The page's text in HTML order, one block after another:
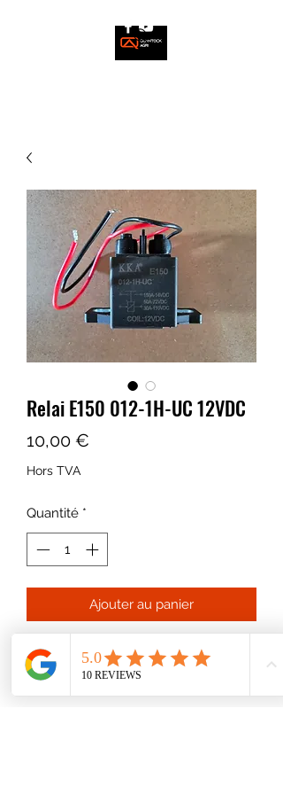
Relai E150 012-1H-UC 12VDC
10,00 €
Hors TVA
Quantité *
Ajouter au panier
Relai E150 012-1H-UC 12VDC
30A - 150A